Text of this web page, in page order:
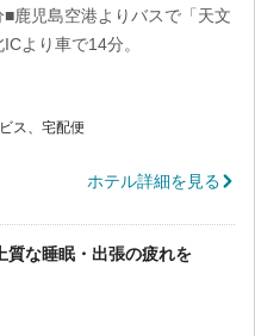
鹿児島空港よりバスで「天文
より車で14分。
ス、宅配便
ホテル詳細を見る
質な睡眠・出張の疲れを